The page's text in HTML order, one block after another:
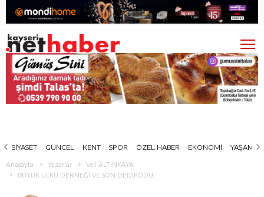
SİYASET GÜNCEL KENT SPOR ÖZEL HABER EKONOMİ YAŞAM
Anasayfa Yazarlar
Veli ALTINKAYA
BÜYÜK ÜLKÜ DERNEĞİ VE SON DEDİKODU